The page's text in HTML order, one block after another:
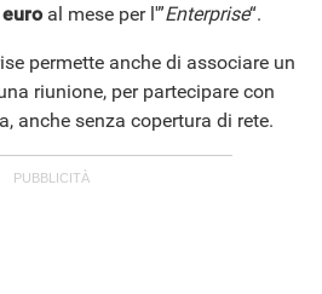
al mese per l'”Enterprise“.
permette anche di associare un
riunione, per partecipare con
anche senza copertura di rete.